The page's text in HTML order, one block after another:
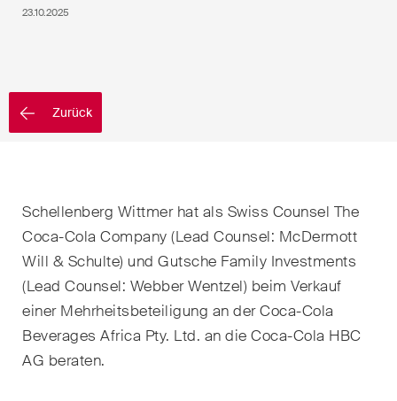
Zurück
23.10.2025
Schellenberg Wittmer hat als Swiss Counsel The
Coca-Cola Company (Lead Counsel: McDermott
Will & Schulte) und Gutsche Family Investments
(Lead Counsel: Webber Wentzel) beim Verkauf
einer Mehrheitsbeteiligung an der Coca-Cola
Beverages Africa Pty. Ltd. an die Coca-Cola HBC
AG beraten.
Sprache*
Land*
Newsletters & Newsflashes